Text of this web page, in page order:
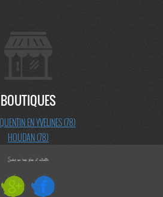
BOUTIQUES
EN YVELINES (78)
HOUDAN (78)